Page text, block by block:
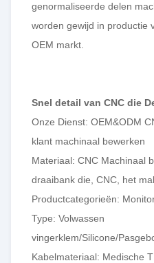
genormaliseerde delen
worden gewijd in productie
OEM markt.
Snel detail van CNC die
Onze Dienst: OEM&ODM
klant machinaal bewerken
Materiaal: CNC Machinaal
draaibank die, CNC, het
Productcategorieën:
Type: Volwassen
vingerklem/Silicone/
Kabelmateriaal: Medische